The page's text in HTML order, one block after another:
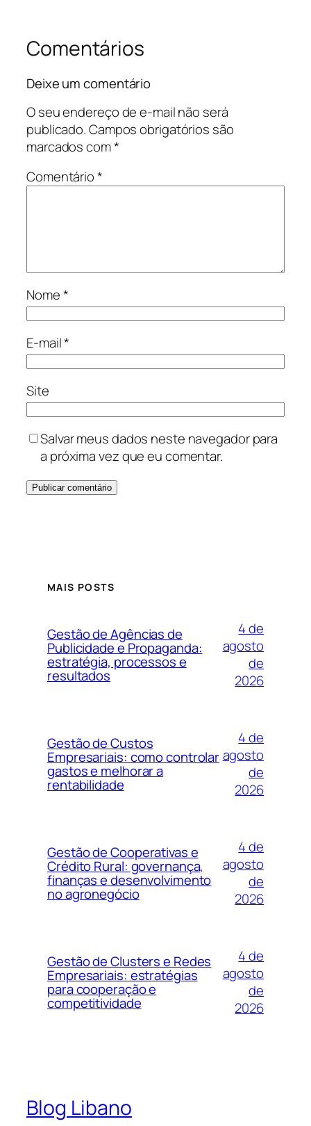
Comentários
Deixe um comentário
O seu endereço de e-mail não será
publicado.Campos obrigatórios são
marcados com*
Comentário*
Nome*
E-mail*
Site
Salvar meus dados neste navegador para
a próxima vez que eu comentar.
MAIS POSTS
Gestão de Agências de
Publicidade e Propaganda:
estratégia, processos e
resultados
4 de
agosto
de
2026
Gestão de Custos
Empresariais: como controlar
gastos e melhorar a
rentabilidade
4 de
agosto
de
2026
Gestão de Cooperativas e
Crédito Rural: governança,
finanças e desenvolvimento
no agronegócio
4 de
agosto
de
2026
Gestão de Clusters e Redes
Empresariais: estratégias
para cooperação e
competitividade
4 de
agosto
de
2026
Blog Libano